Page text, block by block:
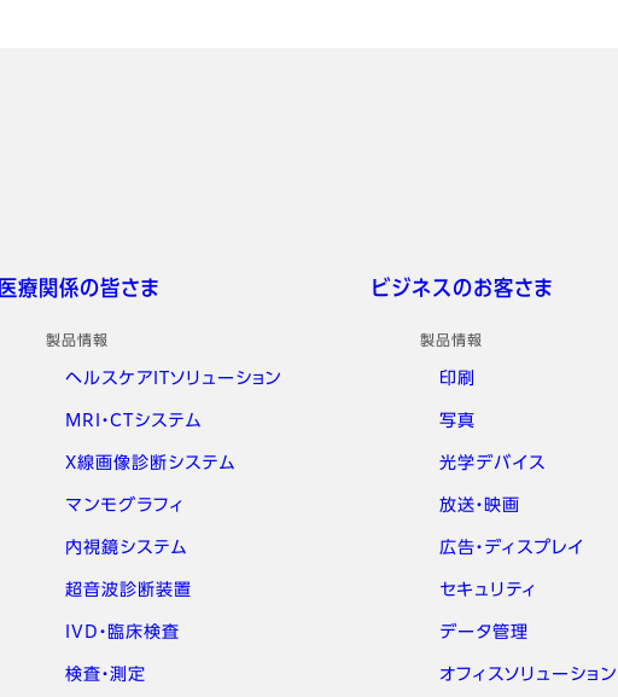
医療関係の皆さま
製品情報
ヘルスケアITソリューション
MRI・CTシステム
X線画像診断システム
マンモグラフィ
内視鏡システム
超音波診断装置
IVD・臨床検査
検査・測定
ビジネスのお客さま
製品情報
印刷
写真
光学デバイス
放送・映画
広告・ディスプレイ
セキュリティ
データ管理
オフィスソリューション